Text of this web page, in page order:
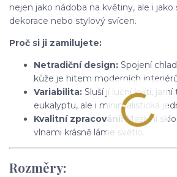
nejen jako nádoba na květiny, ale i
dekorace nebo stylový svícen.
Proč si ji zamilujete:
Netradiční design: Spojení
kůže je hitem moderních
Variabilita: Sluší jí luční kvítí,
eukalyptu, ale i minimalistická
Kvalitní zpracování:Masivní
vlnami krásně láme světlo.
Rozměry: